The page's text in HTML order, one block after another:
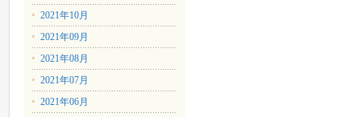
2021年10月
2021年09月
2021年08月
2021年07月
2021年06月